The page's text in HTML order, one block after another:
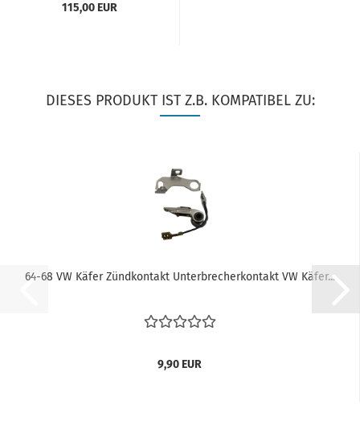
115,00 EUR
DIESES PRODUKT IST Z.B. KOMPATIBEL ZU:
64-68 VW Käfer Zündkontakt Unterbrecherkontakt VW Käfer...
9,90 EUR